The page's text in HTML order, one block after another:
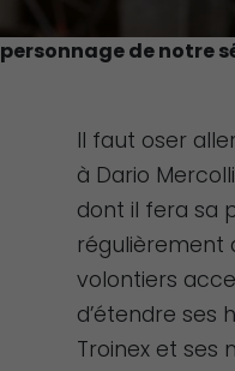
personnage de notre
Il faut oser
à Dario
dont il fera sa
régulièrement
volontiers
d’étendre ses
Troinex et ses